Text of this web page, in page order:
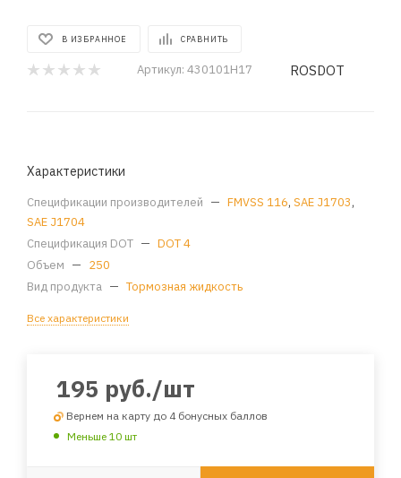
В ИЗБРАННОЕ СРАВНИТЬ
Артикул: 430101Н17 ROSDОТ
Характеристики
Спецификации производителей — FMVSS 116, SAE J1703,
SAE J1704
Спецификация DOT — DOT 4
Объем — 250
Вид продукта — Тормозная жидкость
Все характеристики
195 руб./шт
Вернем на карту до 4 бонусных баллов
Меньше 10 шт